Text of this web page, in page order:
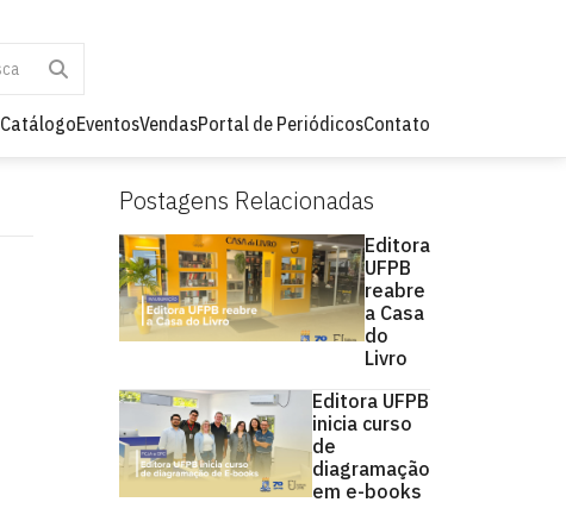
CatálogoEventosVendasPortal de PeriódicosContato
Postagens Relacionadas
Editora
UFPB
reabre
a Casa
do
Livro
Editora UFPB
inicia curso
de
diagramação
em e-books